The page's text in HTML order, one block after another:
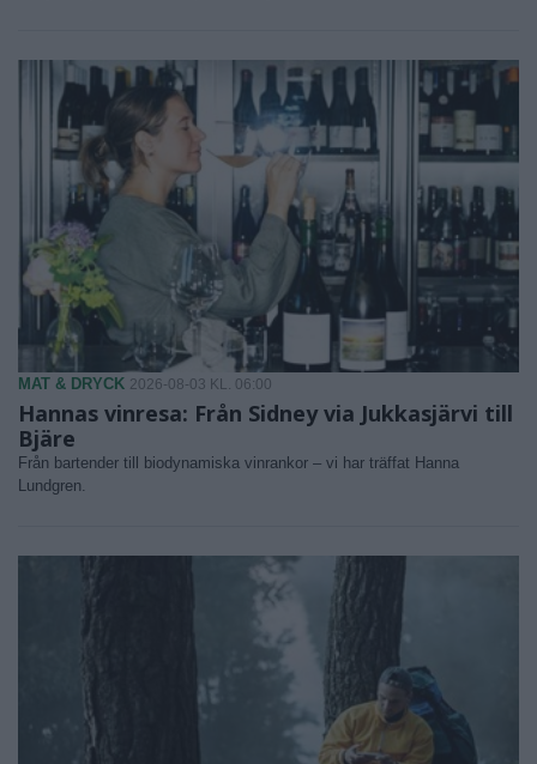
MAT & DRYCK 2026-08-03 KL. 06:00
Hannas vinresa: Från Sidney via Jukkasjärvi till
Bjäre
Från bartender till biodynamiska vinrankor – vi har träffat Hanna
Lundgren.